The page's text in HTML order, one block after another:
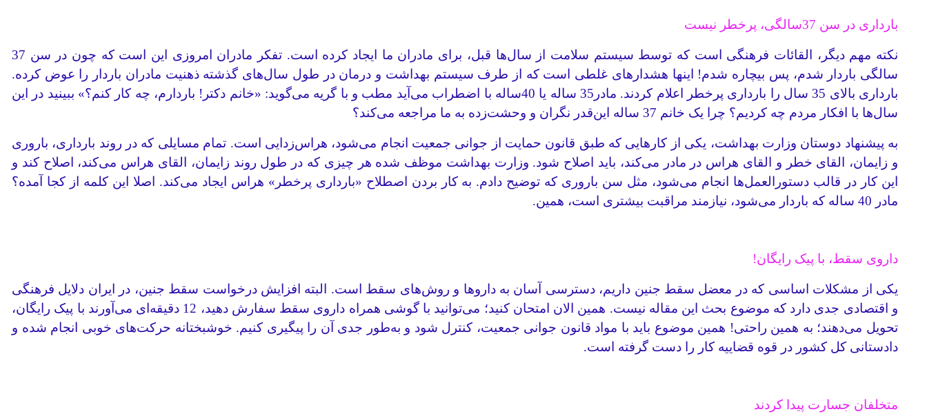
بارداری در سن 37سالگی، پرخطر نیست
نکته مهم دیگر، القائات فرهنگی است که توسط سیستم سلامت از سال‌ها قبل، برای مادران ما ایجاد کرده است. تفکر مادران امروزی این است که چون در سن 37
سالگی باردار شدم، پس بیچاره شدم! اینها هشدارهای غلطی است که از طرف سیستم بهداشت و درمان در طول سال‌های گذشته ذهنیت مادران باردار را عوض کرده.
بارداری بالای 35 سال را بارداری پرخطر اعلام کردند. مادر35 ساله یا 40ساله با اضطراب می‌آید مطب و با گریه می‌گوید: «خانم دکتر! باردارم، چه کار کنم؟» ببینید در این
سال‌ها با افکار مردم چه کردیم؟ چرا یک خانم 37 ساله این‌قدر نگران و وحشت‌زده به ما مراجعه می‌کند؟
به پیشنهاد دوستان وزارت بهداشت، یکی از کارهایی که طبق قانون حمایت از جوانی جمعیت انجام می‌شود، هراس‌زدایی است. تمام مسایلی که در روند بارداری، باروری
و زایمان، القای خطر و القای هراس در مادر می‌کند، باید اصلاح شود. وزارت بهداشت موظف شده هر چیزی که در طول روند زایمان، القای هراس می‌کند، اصلاح کند و
این کار در قالب دستورالعمل‌ها انجام می‌شود، مثل سن باروری که توضیح دادم. به کار بردن اصطلاح «بارداری پرخطر» هراس ایجاد می‌کند. اصلا این کلمه از کجا آمده؟
مادر 40 ساله که باردار می‌شود، نیازمند مراقبت بیشتری است، همین.
داروی سقط، با پیک رایگان!
یکی از مشکلات اساسی که در معضل سقط جنین داریم، دسترسی آسان به داروها و روش‌های سقط است. البته افزایش درخواست سقط جنین، در ایران دلایل فرهنگی
و اقتصادی جدی دارد که موضوع بحث این مقاله نیست. همین الان امتحان کنید؛ می‌توانید با گوشی همراه‌ داروی سقط سفارش دهید، 12 دقیقه‌ای می‌آورند با پیک رایگان،
تحویل می‌دهند؛ به همین راحتی! همین موضوع باید با مواد قانون جوانی جمعیت، کنترل شود و به‌طور جدی آن را پیگیری کنیم. خوشبختانه حرکت‌های خوبی انجام شده و
دادستانی کل کشور در قوه قضاییه کار را دست گرفته است.
متخلفان جسارت پیدا کردند